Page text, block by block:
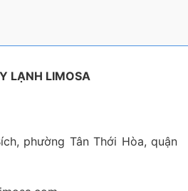
LẠNH LIMOSA
phường Tân Thới Hòa, quận